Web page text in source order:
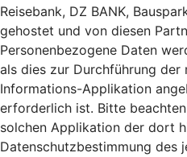
Reisebank, DZ BANK,
gehostet und von diesen
Personenbezogene Daten
als dies zur Durchführung der
Informations-Applikation
erforderlich ist. Bitte
solchen Applikation der dort
Datenschutzbestimmung des